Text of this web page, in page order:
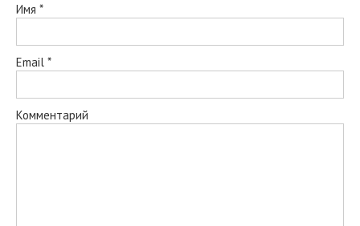
Имя *
Email *
Комментарий